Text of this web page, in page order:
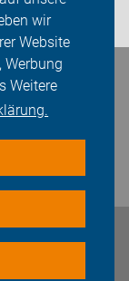
wir
Website
Werbung
Weitere